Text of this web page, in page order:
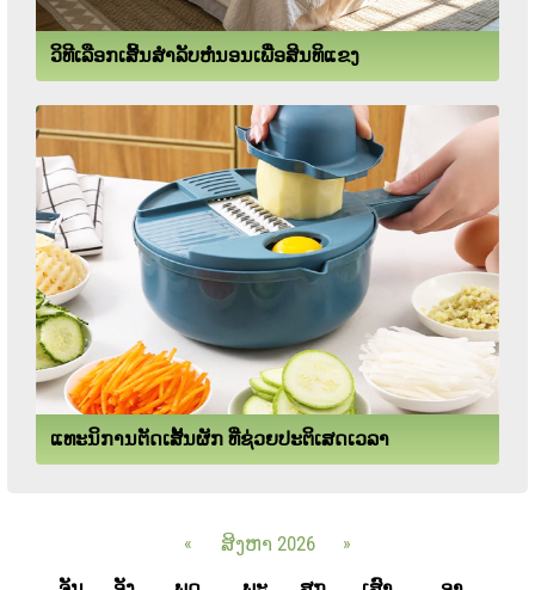
ວິທີເລືອກເສິ້ນສຳລັບຫໍ່ນອນເພື່ອສິນທິແຂງ
ແທະນິການຕັດເສັ້ນຜັກ ທີ່ຊ່ວຍປະຕິເສດເວລາ
« ສິງຫາ 2026
»